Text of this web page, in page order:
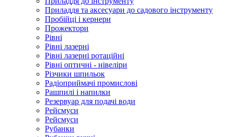
Приладдя та аксесуари до садового інструменту
Пробійці і кернери
Прожектори
Рівні
Рівні лазерні
Рівні лазерні ротаційні
Рівні оптичні - нівеліри
Різчики шпильок
Радіоприймачі промислові
Рашпилі і напилки
Резервуар для подачі води
Рейсмуси
Рейсмуси
Рубанки